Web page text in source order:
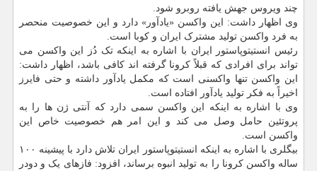
چند ویروس جهش یافته روبرو شود.
وی اظهار داشت: این واکسن «یادآور» دارد و این خصوصیت منحصر
به فرد واکسن تولید مشترک ایران و کوبا است.
رئیس انستیتوپاستور ایران با اشاره به اینکه تک دُز این واکسن می
تواند برای افرادی که قبلاً کرونا گرفته اند کافی باشد، اظهار داشت:
این واکسن تنها واکسنی است که مکمل یادآور داشته و حتی فایرز
اخیراً به فکر تولید یادآور افتاده است.
وی با اشاره به اینکه این واکسن سمی دارد که آنتی ژن ها را به
پروتئین حامل وصل می کند و این امر هم خصوصیت خاص این
واکسن است.
بیگلری با اشاره به اینکه انستیتوپاستور ایران تلاش دارد با پیشینه ۱۰۰
ساله واکسن کرونا را به تولید انبوه برساند، افزود: فازهای یک و دودر